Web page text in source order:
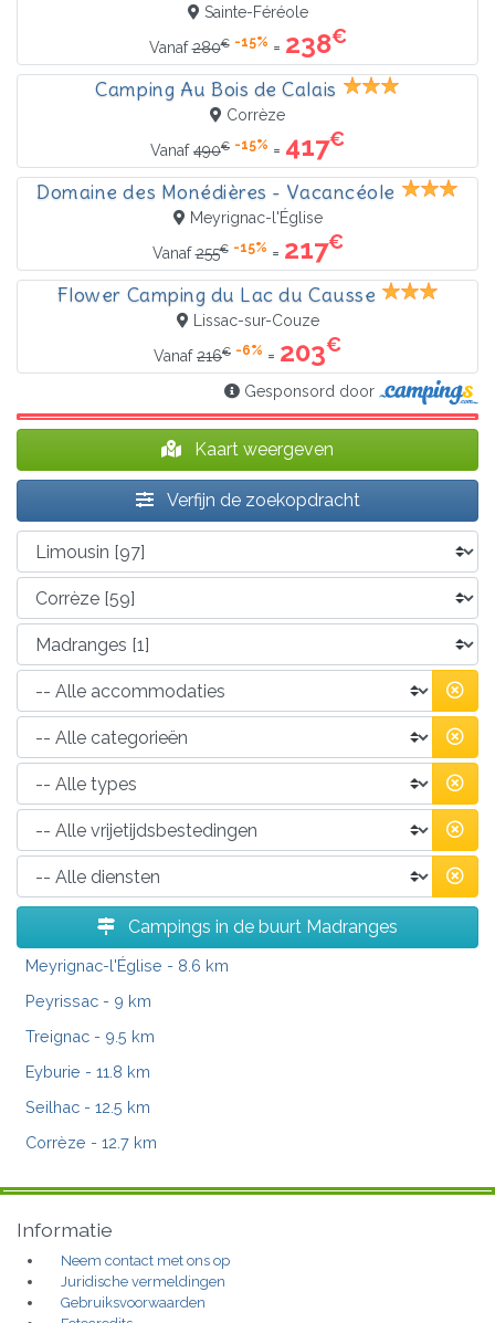
Sainte-Féréole
Vanaf280€ -15% = 238€
Camping Au Bois de Calais
Corrèze
Vanaf490€ -15% = 417€
Domaine des Monédières - Vacancéole
Meyrignac-l'Église
Vanaf255€ -15% = 217€
Flower Camping du Lac du Causse
Lissac-sur-Couze
Vanaf216€ -6% = 203€
Gesponsord door
Kaart weergeven
Verfijn de zoekopdracht
Campings in de buurt Madranges
Meyrignac-l'Église - 8.6 km
Peyrissac - 9 km
Treignac - 9.5 km
Eyburie - 11.8 km
Seilhac - 12.5 km
Corrèze - 12.7 km
Informatie
Neem contact met ons op
Juridische vermeldingen
Gebruiksvoorwaarden